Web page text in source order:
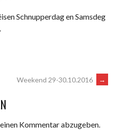
Schnupperdag en Samsdeg
Weekend 29-30.10.2016 →
Kommentar abzugeben.